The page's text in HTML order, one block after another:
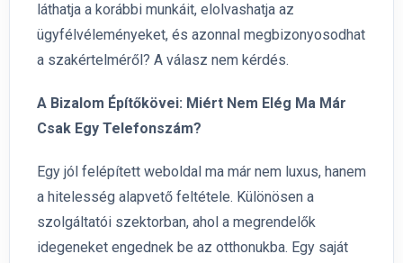
láthatja a korábbi munkáit, elolvashatja az
ügyfélvéleményeket, és azonnal megbizonyosodhat
a szakértelméről? A válasz nem kérdés.
A Bizalom Építőkövei: Miért Nem Elég Ma Már
Csak Egy Telefonszám?
Egy jól felépített weboldal ma már nem luxus, hanem
a hitelesség alapvető feltétele. Különösen a
szolgáltatói szektorban, ahol a megrendelők
idegeneket engednek be az otthonukba. Egy saját